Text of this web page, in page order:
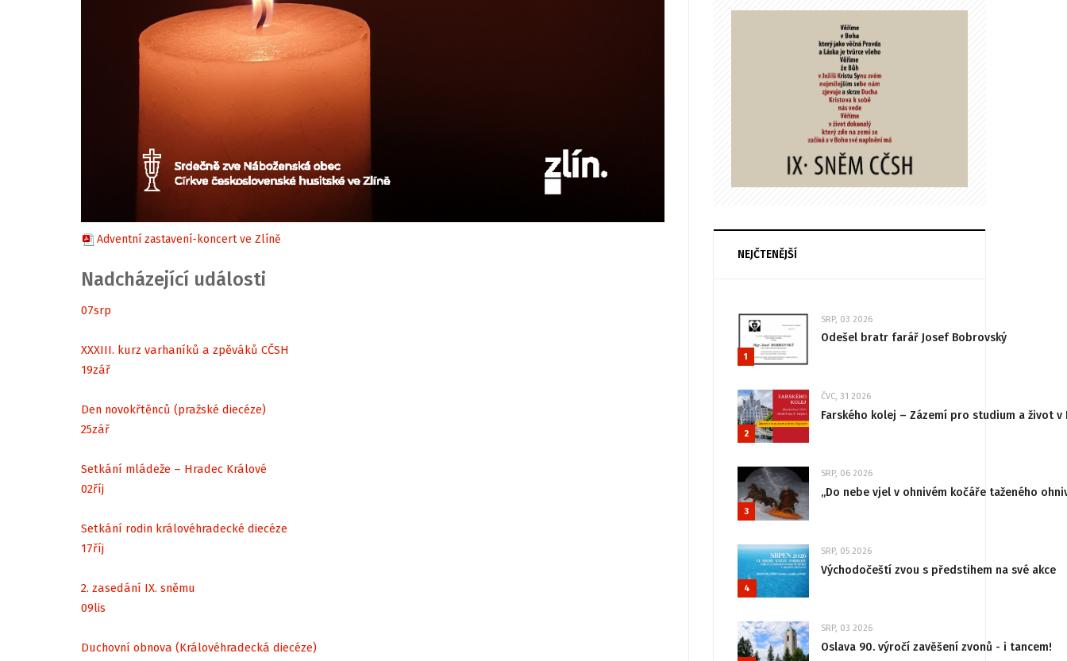
Adventní zastavení-koncert ve Zlíně
Nadcházející události
07srp
XXXIII. kurz varhaníků a zpěváků CČSH
19zář
Den novokřtěnců (pražské diecéze)
25zář
Setkání mládeže – Hradec Králové
02říj
Setkání rodin královéhradecké diecéze
17říj
2. zasedání IX. sněmu
09lis
Duchovní obnova (Královéhradecká diecéze)
NEJČTENĚJŠÍ
1
SRP, 03 2026
Odešel bratr farář Josef Bobrovský
2
ČVC, 31 2026
Farského kolej – Zázemí pro studium a život v
3
SRP, 06 2026
„Do nebe vjel v ohnivém kočáře taženého
4
SRP, 05 2026
Východočeští zvou s předstihem na své akce
SRP, 03 2026
Oslava 90. výročí zavěšení zvonů - i tancem!